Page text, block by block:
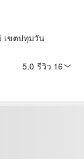
เขตปทุมวัน
5.0 รีวิว 16